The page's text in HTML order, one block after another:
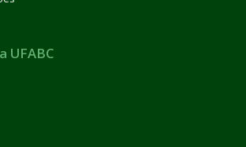
UFABC